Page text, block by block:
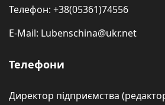
Телефон: +38(05361)74556
E-Mail: Lubenschina@ukr.net
Телефони
Директор підприємства